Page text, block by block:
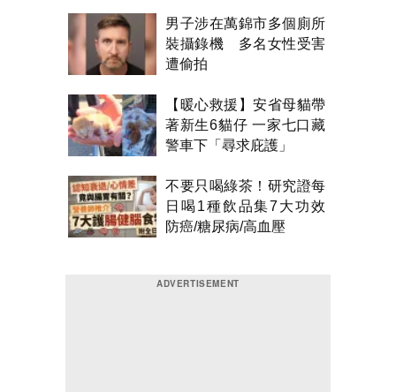
男子涉在萬錦市多個廁所
裝攝錄機 多名女性受害
遭偷拍
【暖心救援】安省母貓帶
著新生6貓仔 一家七口藏
警車下「尋求庇護」
不要只喝綠茶！研究證每
日喝1種飲品集7大功效
防癌/糖尿病/高血壓